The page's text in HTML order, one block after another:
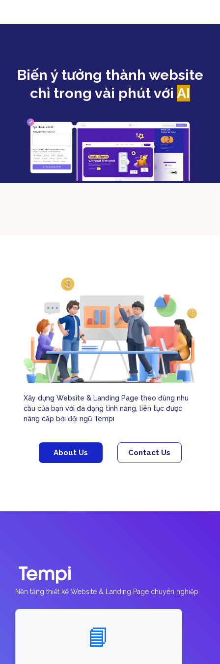
Biến ý tưởng thành website
chỉ trong vài phút với AI
Xây dựng Website & Landing Page theo đúng nhu
cầu của bạn với đa dạng tính năng, liên tục được
nâng cấp bởi đội ngũ Tempi
About Us Contact Us
Nền tảng thiết kế Website & Landing Page chuyên nghiệp
📘